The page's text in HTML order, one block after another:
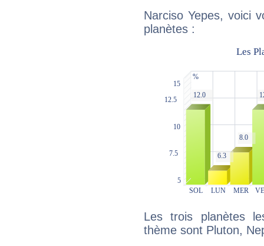
Narciso Yepes, voici
planètes :
Les trois planètes
thème sont Pluton,